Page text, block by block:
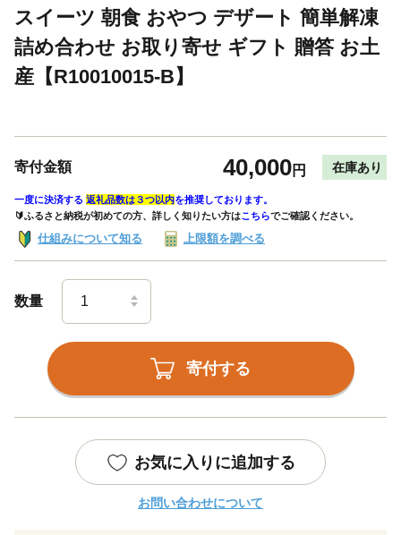
スイーツ 朝食 おやつ デザート 簡単解凍
詰め合わせ お取り寄せ ギフト 贈答 お土
産【R10010015-B】
寄付金額 40,000円 在庫あり
一度に決済する 返礼品数は３つ以内を推奨しております。
🔰ふるさと納税が初めての方、詳しく知りたい方はこちらでご確認ください。
仕組みについて知る 上限額を調べる
数量
寄付する
お気に入りに追加する
お問い合わせについて